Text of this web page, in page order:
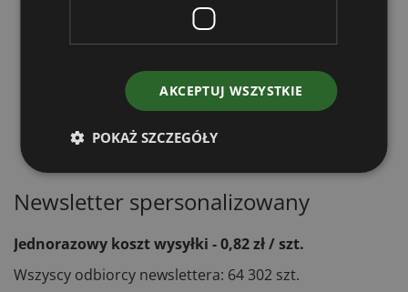
Newsletter spersonalizowany
Jednorazowy koszt wysyłki - 0,82 zł / szt.
Wszyscy odbiorcy newslettera: 64 302 szt.
AKCEPTUJ WSZYSTKIE
POKAŻ SZCZEGÓŁY